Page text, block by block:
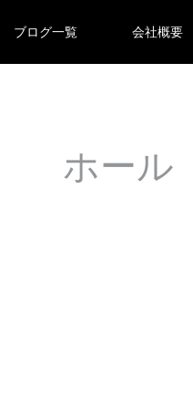
ブログ一覧 会社概要
ホール